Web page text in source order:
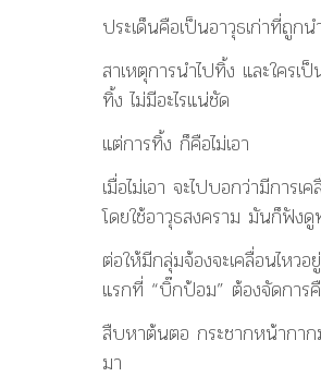
ประเด็นคือเป็นอาวุธเก่าที่ถูกน
สาเหตุการนำไปทิ้ง และใครเป็
ทิ้ง ไม่มีอะไรแน่ชัด
แต่การทิ้ง ก็คือไม่เอา
เมื่อไม่เอา จะไปบอกว่ามีการเ
โดยใช้อาวุธสงคราม มันก็ฟังดู
ต่อให้มีกลุ่มจ้องจะเคลื่อนไหวอ
แรกที่ “บิ๊กป้อม” ต้องจัดการ
สืบหาต้นตอ กระชากหน้ากา
มา